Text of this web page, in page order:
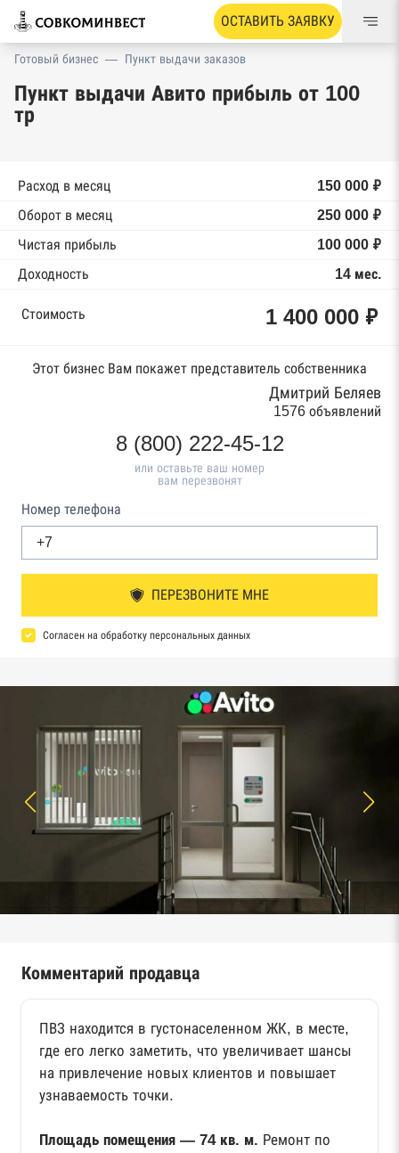
ОСТАВИТЬ ЗАЯВКУ
Готовый бизнес — Пункт выдачи заказов
Пункт выдачи Авито прибыль от 100
тр
Расход в месяц
150 000 ₽
Оборот в месяц
250 000 ₽
Чистая прибыль
100 000 ₽
Доходность
14 мес.
Стоимость 1 400 000 ₽
Этот бизнес Вам покажет представитель собственника
Дмитрий Беляев
1576 объявлений
8 (800) 222-45-12
или оставьте ваш номер
вам перезвонят
Номер телефона
ПЕРЕЗВОНИТЕ МНЕ
Согласен на обработку персональных данных
Комментарий продавца
ПВЗ находится в густонаселенном ЖК, в месте,
где его легко заметить, что увеличивает шансы
на привлечение новых клиентов и повышает
узнаваемость точки.
Площадь помещения — 74 кв. м. Ремонт по